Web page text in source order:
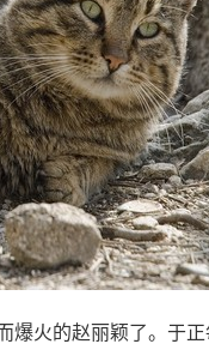
爆火的赵丽颖了。于